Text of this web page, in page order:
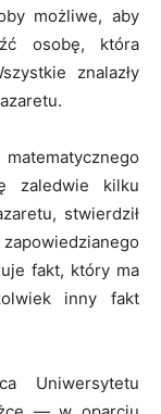
możliwe, aby
osobę, która
znalazły
zaledwie kilku
stwierdził
fakt, który ma
inny fakt
Uniwersytetu